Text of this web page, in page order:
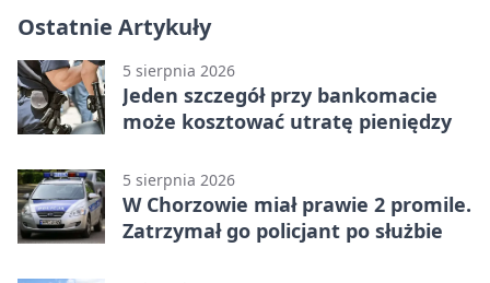
Ostatnie Artykuły
5 sierpnia 2026
Jeden szczegół przy bankomacie
może kosztować utratę pieniędzy
5 sierpnia 2026
W Chorzowie miał prawie 2 promile.
Zatrzymał go policjant po służbie